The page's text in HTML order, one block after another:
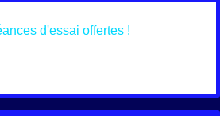
d'essai offertes !